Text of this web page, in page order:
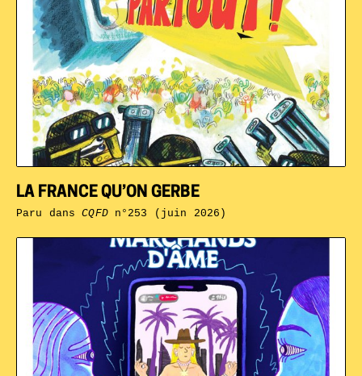
LA FRANCE QU’ON GERBE
Paru dansCQFDn°253 (juin 2026)